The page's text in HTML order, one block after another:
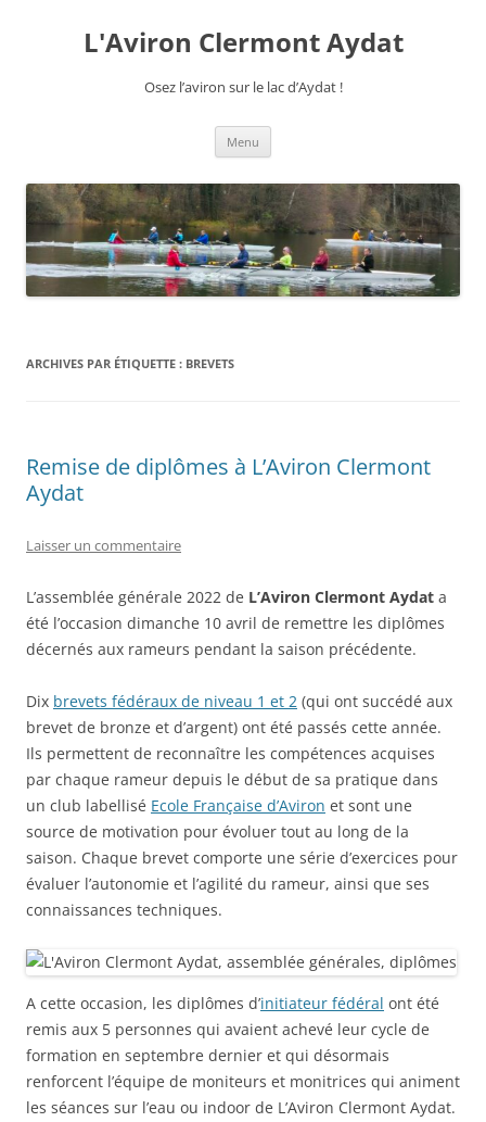
L'Aviron Clermont Aydat
Osez l’aviron sur le lac d’Aydat !
Menu
ARCHIVES PAR ÉTIQUETTE : BREVETS
Remise de diplômes à L’Aviron Clermont
Aydat
Laisser un commentaire
L’assemblée générale 2022 de L’Aviron Clermont Aydat a
été l’occasion dimanche 10 avril de remettre les diplômes
décernés aux rameurs pendant la saison précédente.
Dix brevets fédéraux de niveau 1 et 2 (qui ont succédé aux
brevet de bronze et d’argent) ont été passés cette année.
Ils permettent de reconnaître les compétences acquises
par chaque rameur depuis le début de sa pratique dans
un club labellisé Ecole Française d’Aviron et sont une
source de motivation pour évoluer tout au long de la
saison. Chaque brevet comporte une série d’exercices pour
évaluer l’autonomie et l’agilité du rameur, ainsi que ses
connaissances techniques.
A cette occasion, les diplômes d’initiateur fédéral ont été
remis aux 5 personnes qui avaient achevé leur cycle de
formation en septembre dernier et qui désormais
renforcent l’équipe de moniteurs et monitrices qui animent
les séances sur l’eau ou indoor de L’Aviron Clermont Aydat.